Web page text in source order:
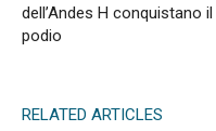
dell’Andes H conquistano il
podio
RELATED ARTICLES